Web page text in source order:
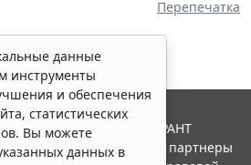
Перепечатка
данные
инструменты
и обеспечения
статистических
Вы можете
данных в
2026. Система ГАРАНТ
Компания "Гарант" и ее партнеры